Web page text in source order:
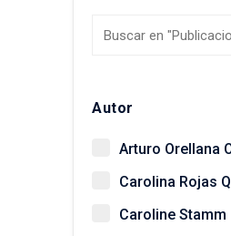
Autor
Arturo Orellana
Carolina Rojas
Caroline Stamm